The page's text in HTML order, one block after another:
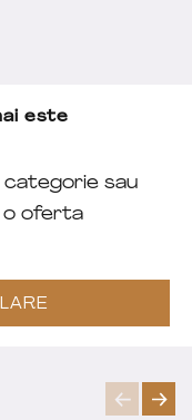
este
categorie sau
o oferta